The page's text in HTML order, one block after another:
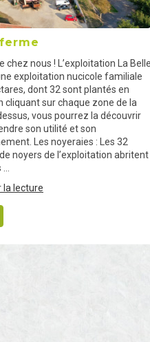
chez nous ! L’exploitation La Belle
exploitation nucicole familiale
dont 32 sont plantés en
cliquant sur chaque zone de la
vous pourrez la découvrir
son utilité et son
Les noyeraies : Les 32
noyers de l’exploitation abritent
la lecture